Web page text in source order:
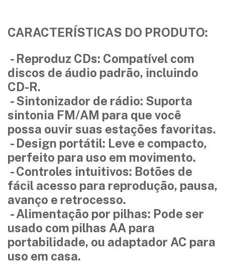
CARACTERÍSTICAS DO PRODUTO:
- Reproduz CDs: Compatível com
discos de áudio padrão, incluindo
CD-R.
- Sintonizador de rádio: Suporta
sintonia FM/AM para que você
possa ouvir suas estações favoritas.
- Design portátil: Leve e compacto,
perfeito para uso em movimento.
- Controles intuitivos: Botões de
fácil acesso para reprodução, pausa,
avanço e retrocesso.
- Alimentação por pilhas: Pode ser
usado com pilhas AA para
portabilidade, ou adaptador AC para
uso em casa.